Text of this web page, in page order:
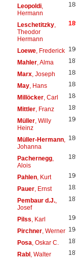
Leopoldi,
Hermann
Leschetitzky,
Theodor
Hermann
Loewe, Frederick
Mahler, Alma
Marx, Joseph
May, Hans
Millöcker, Carl
Mittler, Franz
Müller, Willy
Heinz
Müller-Hermann,
Johanna
Pachernegg,
Alois
Pahlen, Kurt
Pauer, Ernst
Pembaur d.J.,
Josef
Pilss , Karl
Pirchner, Werner
Posa , Oskar C.
Rabl, Walter